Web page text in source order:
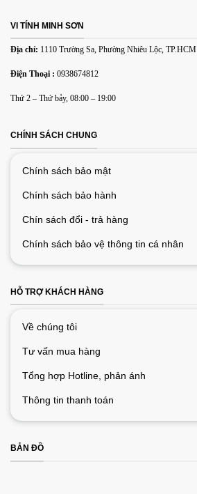
Email*
cho lần bình luận kế tiếp của tôi.
VI TÍNH MINH SƠN
Địa chỉ: 1110 Trường Sa, Phường Nhiêu Lộc, TP.HCM
Điện Thoại : 0938674812
Thứ 2 – Thứ bảy, 08:00 – 19:00
CHÍNH SÁCH CHUNG
Chính sách bảo mật
Chính sách bảo hành
Chín sách đổi - trả hàng
Chính sách bảo vệ thông tin cá nhân
HỖ TRỢ KHÁCH HÀNG
Về chúng tôi
Tư vấn mua hàng
Tổng hợp Hotline, phản ánh
Thông tin thanh toán
BẢN ĐỒ